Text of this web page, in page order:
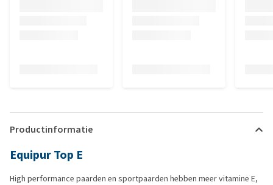
Productinformatie
Equipur Top E
High performance paarden en sportpaarden hebben meer vitamine E,